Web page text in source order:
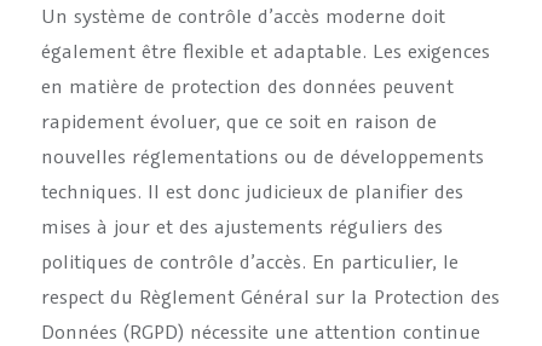
Un système de contrôle d’accès moderne doit
également être flexible et adaptable. Les exigences
en matière de protection des données peuvent
rapidement évoluer, que ce soit en raison de
nouvelles réglementations ou de développements
techniques. Il est donc judicieux de planifier des
mises à jour et des ajustements réguliers des
politiques de contrôle d’accès. En particulier, le
respect du Règlement Général sur la Protection des
Données (RGPD) nécessite une attention continue